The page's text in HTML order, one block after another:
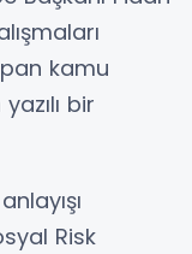
kamu
bir
Risk